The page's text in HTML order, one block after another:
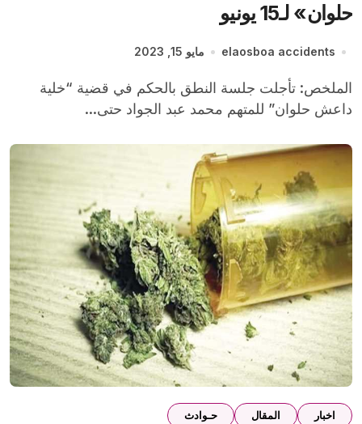
حلوان» لـ15 يونيو
elaosboa accidents مايو 15, 2023
الملخص: تأجلت جلسة النطق بالحكم في قضية “خلية
داعش حلوان” للمتهم محمد عبد الجواد حتى...
اخبار المقال حـوادث